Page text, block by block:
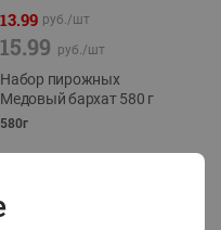
13.99 руб./шт
15.99 руб./шт
Набор пирожных
Медовый бархат 580 г
580г